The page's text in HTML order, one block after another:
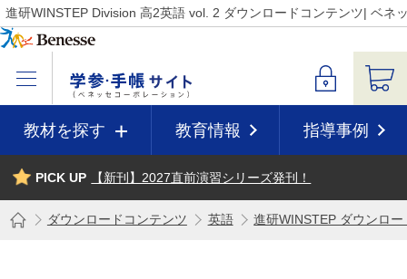
進研WINSTEP Division 高2英語 vol. 2 ダウンロードコンテンツ| ベネ
教材を探す 教育情報 指導事例
PICK UP 【新刊】2027直前演習シリーズ発刊！
ダウンロードコンテンツ 英語 進研WINSTEP ダウンロ